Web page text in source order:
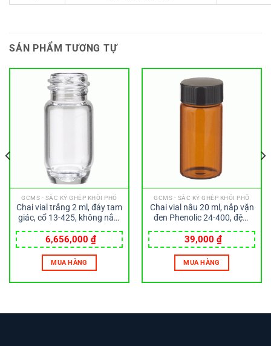
SẢN PHẨM TƯƠNG TỰ
GCMS - SẮC KÝ GHÉP KHỐI PHỔ
Chai vial trắng 2 ml, đáy tam
giác, cổ 13-425, không nắp,
Wheaton
6,656,000 ₫
MUA HÀNG
GCMS - SẮC KÝ GHÉP KHỐI PHỔ
Chai vial nâu 20 ml, nắp vặn
đen Phenolic 24-400, đệm
39,000 ₫
MUA HÀNG